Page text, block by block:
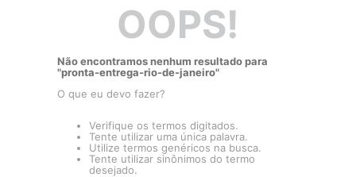
OOPS!
Não encontramos nenhum resultado para
"pronta-entrega-rio-de-janeiro"
O que eu devo fazer?
Verifique os termos digitados.
Tente utilizar uma única palavra.
Utilize termos genéricos na busca.
Tente utilizar sinônimos do termo
desejado.